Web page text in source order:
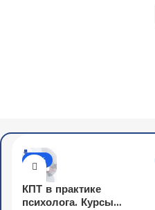
-65%
КПТ в практике
психолога. Курсы